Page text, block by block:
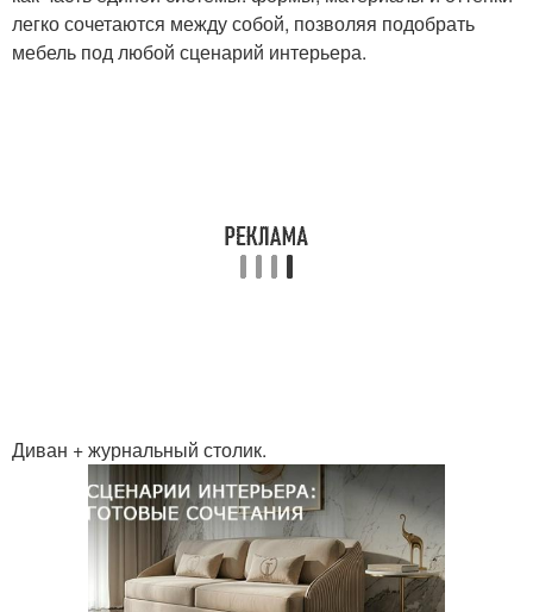
легко сочетаются между собой, позволяя подобрать
мебель под любой сценарий интерьера.
Диван + журнальный столик.